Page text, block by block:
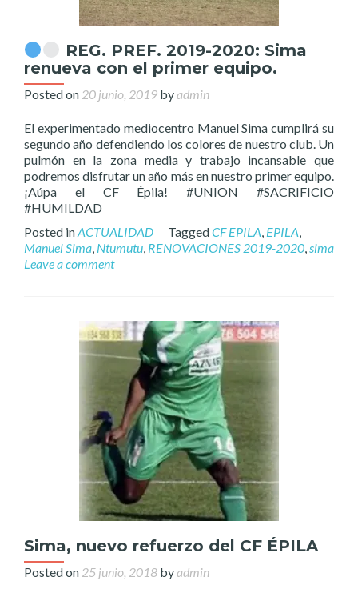
REG. PREF. 2019-2020: Sima
renueva con el primer equipo.
Posted on 20 junio, 2019 byadmin
El experimentado mediocentro Manuel Sima cumplirá su
segundo año defendiendo los colores de nuestro club. Un
pulmón en la zona media y trabajo incansable que
podremos disfrutar un año más en nuestro primer equipo.
¡Aúpa el CF Épila! #UNION #SACRIFICIO
#HUMILDAD
Posted inACTUALIDAD TaggedCF EPILA, EPILA,
Manuel Sima, Ntumutu, RENOVACIONES 2019-2020,sima
Leave a comment
Sima, nuevo refuerzo del CF ÉPILA
Posted on 25 junio, 2018 byadmin